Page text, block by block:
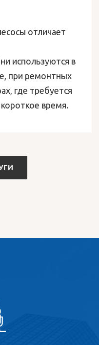
отличает
используются в
при ремонтных
где требуется
время.